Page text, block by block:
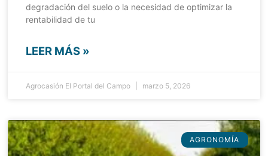
degradación del suelo o la necesidad de optimizar la
rentabilidad de tu
LEER MÁS »
Agrocasión El Portal del Campo marzo 5, 2026
AGRONOMÍA